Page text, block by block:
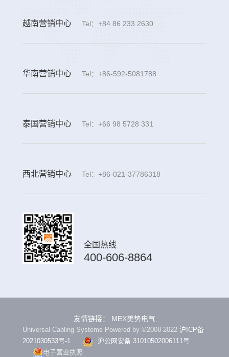
越南营销中心 Tel：+84 86 233 2630
华南营销中心 Tel：+86-592-5081788
泰国营销中心 Tel：+66 98 5728 331
西北营销中心 Tel：+86-021-37786318
全国热线
400-606-8864
友情链接： MEX美势电气
Universal Cabling Systems Powered by ©2008-2022 沪ICP备
2021030533号-1
沪公网安备 31010502006111号
电子营业执照